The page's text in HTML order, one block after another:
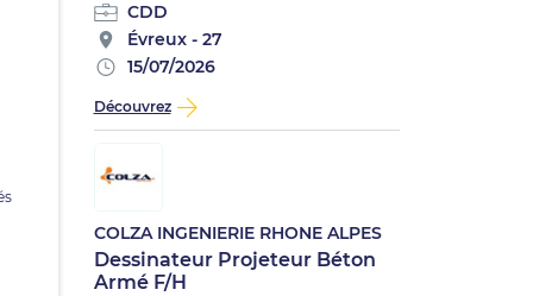
CDD
Évreux - 27
15/07/2026
Découvrez
COLZA INGENIERIE RHONE ALPES
Dessinateur Projeteur Béton
Armé F/H